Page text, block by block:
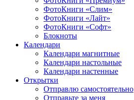
ФотоКниги «Слим»
ФотоКниги «Лайт»
ФотоКниги «Софт»
Блокноты
Календари
Календари магнитные
Календари настольные
Календари настенные
Открытки
Отправлю самостоятельно
Отправьте за меня